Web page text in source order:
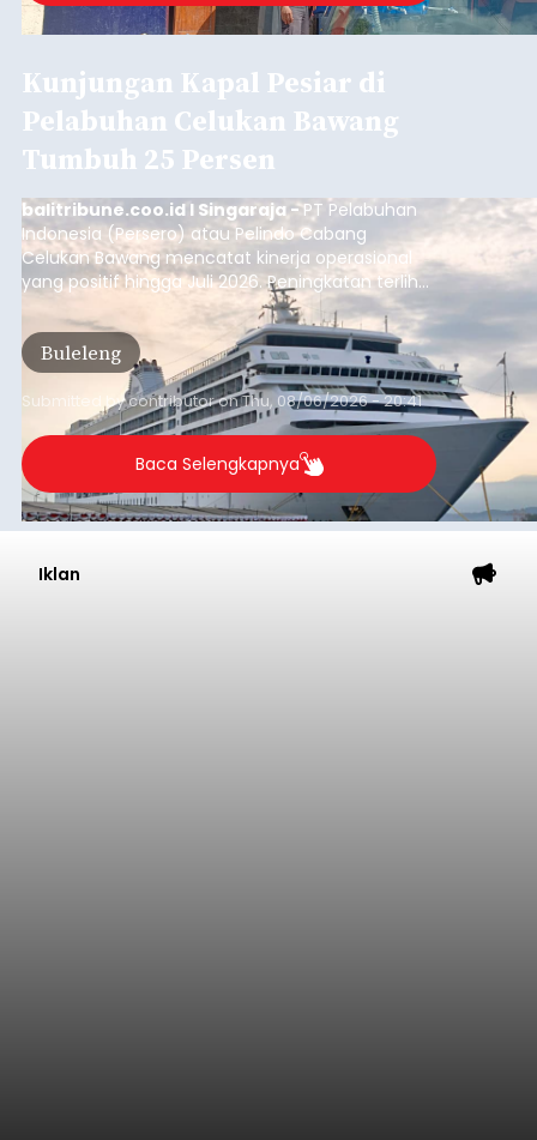
Kunjungan Kapal Pesiar di
Pelabuhan Celukan Bawang
Tumbuh 25 Persen
balitribune.coo.id I Singaraja -PT Pelabuhan
Indonesia (Persero) atau Pelindo Cabang
Celukan Bawang mencatat kinerja operasional
yang positif hingga Juli 2026. Peningkatan terlihat
dari arus kapal yang mencapai 1,48 juta Gross
Tonnage (GT), atau tumbuh 12,4 persen
dibandingkan periode yang sama tahun lalu
yang tercatat sebesar 1,32 juta GT.
Buleleng
Submitted bycontributoronThu, 08/06/2026 - 20:41
Baca Selengkapnya
Iklan